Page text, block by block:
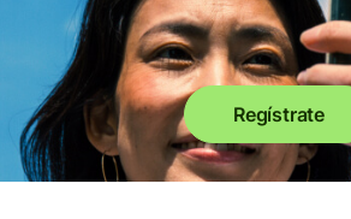
Regístrate